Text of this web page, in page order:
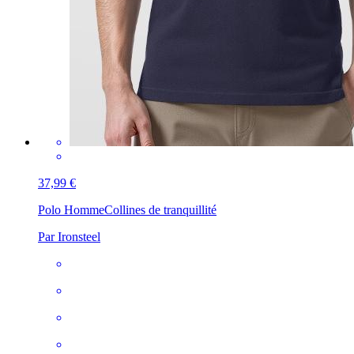
37,99 €
Polo HommeCollines de tranquillité
Par Ironsteel